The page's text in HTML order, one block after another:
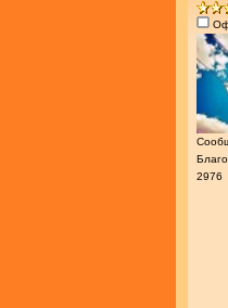
2976